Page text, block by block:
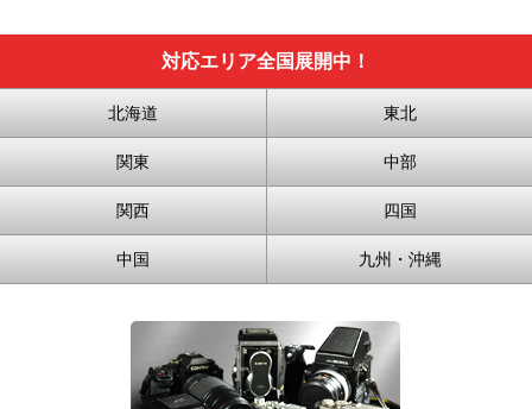
対応エリア全国展開中！
北海道 東北
関東 中部
関西 四国
中国 九州・沖縄